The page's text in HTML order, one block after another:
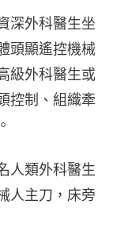
深外科醫生坐
頭顯遙控機械
級外科醫生或
控制、組織牽
人類外科醫生
人主刀，床旁